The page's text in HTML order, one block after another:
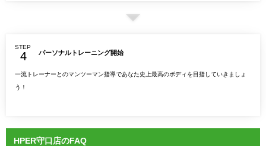
STEP
パーソナルトレーニング開始
一流トレーナーとのマンツーマン指導であなた史上最高のボディを目指していきましょ
う！
HPER守口店のFAQ